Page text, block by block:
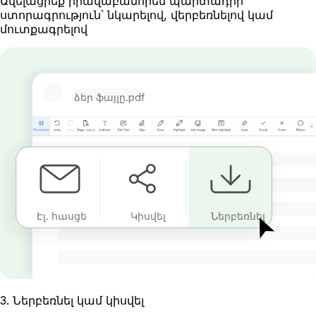
ստորագրություն՝ նկարելով, վերբեռնելով կամ
մուտքագրելով
ձեր ֆայլը.pdf
Էլ. հասցե Կիսվել Ներբեռնել
3. Ներբեռնել կամ կիսվել